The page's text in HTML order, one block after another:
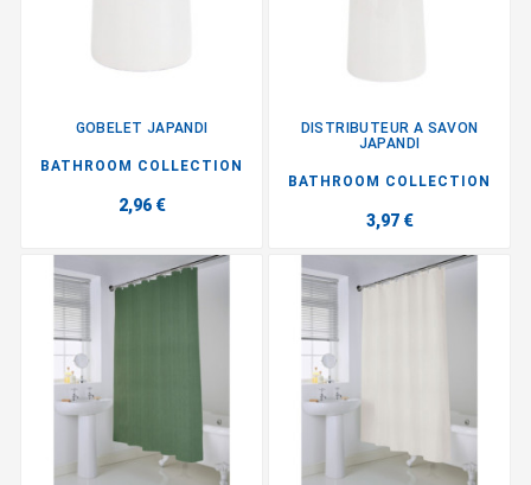
GOBELET JAPANDI
BATHROOM COLLECTION
2,96 €
DISTRIBUTEUR A SAVON
JAPANDI
BATHROOM COLLECTION
3,97 €